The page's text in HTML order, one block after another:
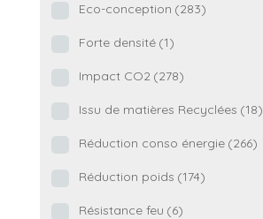
Eco-conception (283)
Forte densité (1)
Impact CO2 (278)
Issu de matières Recyclées (18)
Réduction conso énergie (266)
Réduction poids (174)
Résistance feu (6)